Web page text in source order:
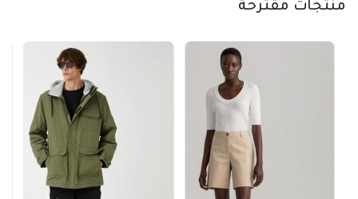
منتجات مقترحة